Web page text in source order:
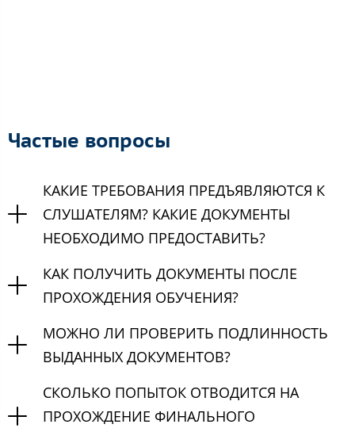
Частые вопросы
КАКИЕ ТРЕБОВАНИЯ ПРЕДЪЯВЛЯЮТСЯ К
СЛУШАТЕЛЯМ? КАКИЕ ДОКУМЕНТЫ
НЕОБХОДИМО ПРЕДОСТАВИТЬ?
КАК ПОЛУЧИТЬ ДОКУМЕНТЫ ПОСЛЕ
ПРОХОЖДЕНИЯ ОБУЧЕНИЯ?
МОЖНО ЛИ ПРОВЕРИТЬ ПОДЛИННОСТЬ
ВЫДАННЫХ ДОКУМЕНТОВ?
СКОЛЬКО ПОПЫТОК ОТВОДИТСЯ НА
ПРОХОЖДЕНИЕ ФИНАЛЬНОГО